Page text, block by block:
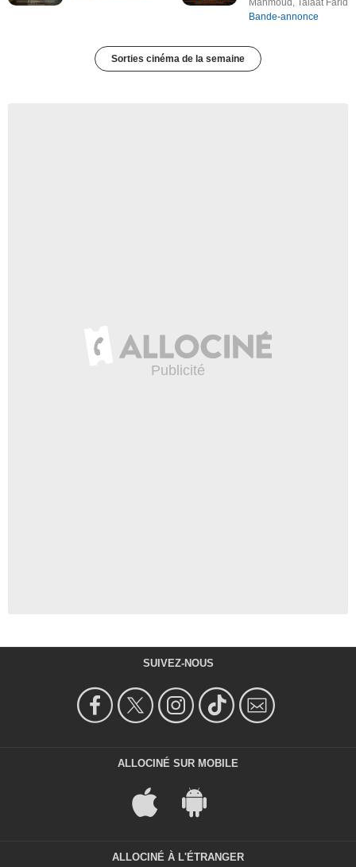
Bande-annonce
Sorties cinéma de la semaine
SUIVEZ-NOUS
ALLOCINÉ SUR MOBILE
ALLOCINÉ À L'ÉTRANGER